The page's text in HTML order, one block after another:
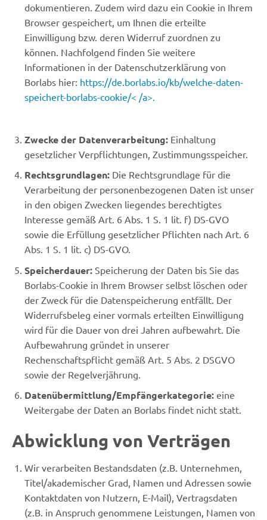
dokumentieren. Zudem wird dazu ein Cookie in Ihrem
Browser gespeichert, um Ihnen die erteilte
Einwilligung bzw. deren Widerruf zuordnen zu
können. Nachfolgend finden Sie weitere
Informationen in der Datenschutzerklärung von
Borlabs hier: https://de.borlabs.io/kb/welche-daten-
speichert-borlabs-cookie/< /a>.
Zwecke der Datenverarbeitung:Einhaltung
gesetzlicher Verpflichtungen, Zustimmungsspeicher.
Rechtsgrundlagen:Die Rechtsgrundlage für die
Verarbeitung der personenbezogenen Daten ist unser
in den obigen Zwecken liegendes berechtigtes
Interesse gemäß Art. 6 Abs. 1 S. 1 lit. f) DS-GVO
sowie die Erfüllung gesetzlicher Pflichten nach Art. 6
Abs. 1 S. 1 lit. c) DS-GVO.
Speicherdauer:Speicherung der Daten bis Sie das
Borlabs-Cookie in Ihrem Browser selbst löschen oder
der Zweck für die Datenspeicherung entfällt. Der
Widerrufsbeleg einer vormals erteilten Einwilligung
wird für die Dauer von drei Jahren aufbewahrt. Die
Aufbewahrung gründet in unserer
Rechenschaftspflicht gemäß Art. 5 Abs. 2 DSGVO
sowie der Regelverjährung.
Datenübermittlung/Empfängerkategorie:eine
Weitergabe der Daten an Borlabs findet nicht statt.
Abwicklung von Verträgen
Wir verarbeiten Bestandsdaten (z.B. Unternehmen,
Titel/akademischer Grad, Namen und Adressen sowie
Kontaktdaten von Nutzern, E-Mail), Vertragsdaten
(z.B. in Anspruch genommene Leistungen, Namen von